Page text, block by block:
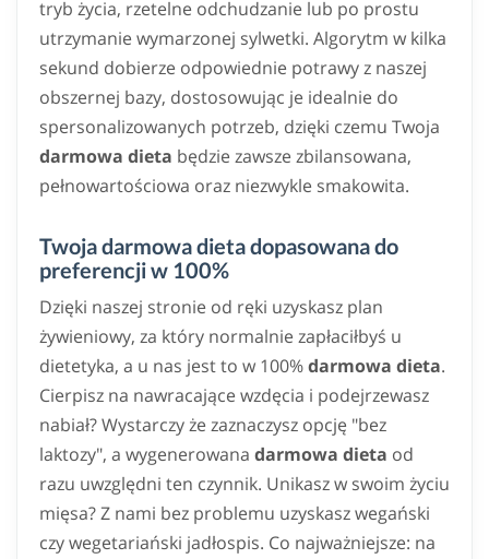
tryb życia, rzetelne odchudzanie lub po prostu
utrzymanie wymarzonej sylwetki. Algorytm w kilka
sekund dobierze odpowiednie potrawy z naszej
obszernej bazy, dostosowując je idealnie do
spersonalizowanych potrzeb, dzięki czemu Twoja
darmowa dieta będzie zawsze zbilansowana,
pełnowartościowa oraz niezwykle smakowita.
Twoja darmowa dieta dopasowana do
preferencji w 100%
Dzięki naszej stronie od ręki uzyskasz plan
żywieniowy, za który normalnie zapłaciłbyś u
dietetyka, a u nas jest to w 100%darmowa dieta.
Cierpisz na nawracające wzdęcia i podejrzewasz
nabiał? Wystarczy że zaznaczysz opcję "bez
laktozy", a wygenerowana darmowa dieta od
razu uwzględni ten czynnik. Unikasz w swoim życiu
mięsa? Z nami bez problemu uzyskasz wegański
czy wegetariański jadłospis. Co najważniejsze: na